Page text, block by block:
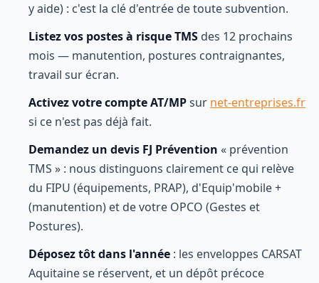
y aide) : c'est la clé d'entrée de toute subvention.
Listez vos postes à risque TMS des 12 prochains
mois — manutention, postures contraignantes,
travail sur écran.
Activez votre compte AT/MPsur net-entreprises.fr
si ce n'est pas déjà fait.
Demandez un devis FJ Prévention « prévention
TMS » : nous distinguons clairement ce qui relève
du FIPU (équipements, PRAP), d'Equip'mobile +
(manutention) et de votre OPCO (Gestes et
Postures).
Déposez tôt dans l'année : les enveloppes CARSAT
Aquitaine se réservent, et un dépôt précoce